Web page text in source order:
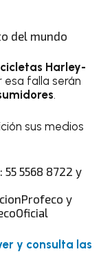
del mundo
Harley-
falla serán
.
sus medios
5568 8722 y
y
y consulta las